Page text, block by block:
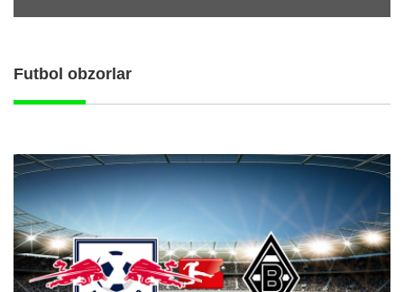
Futbol obzorlar